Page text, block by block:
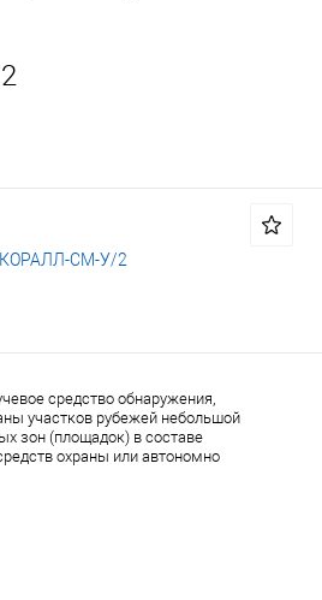
средство обнаружения,
участков рубежей небольшой
зон (площадок) в составе
охраны или автономно